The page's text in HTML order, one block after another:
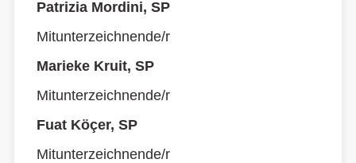
Patrizia Mordini, SP
Mitunterzeichnende/r
Marieke Kruit, SP
Mitunterzeichnende/r
Fuat Köçer, SP
Mitunterzeichnende/r